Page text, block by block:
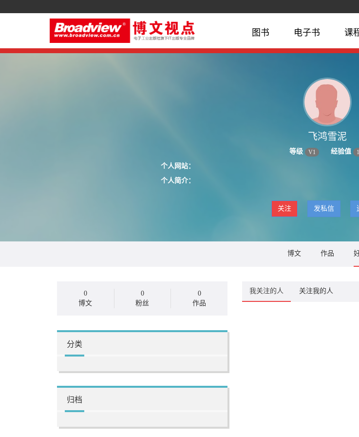
图书 电子书 课
飞鸿雪泥
等级 V1 经验值
个人网站：
个人简介：
关注 发私信
博文 作品
0
博文
0
粉丝
0
作品
分类
归档
我关注的人 关注我的人